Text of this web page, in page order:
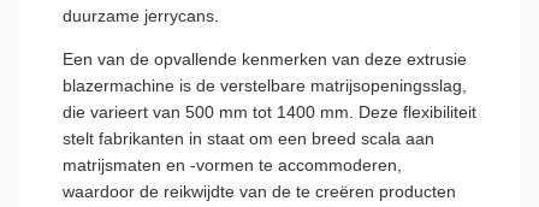
duurzame jerrycans.
Een van de opvallende kenmerken van deze extrusie
blazermachine is de verstelbare matrijsopeningsslag,
die varieert van 500 mm tot 1400 mm. Deze flexibiliteit
stelt fabrikanten in staat om een breed scala aan
matrijsmaten en -vormen te accommoderen,
waardoor de reikwijdte van de te creëren producten